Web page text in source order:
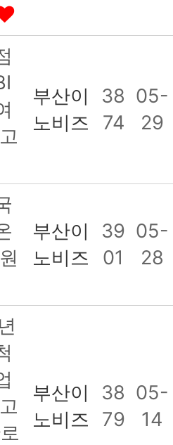
부산이
노비즈
38
74
05-
29
부산이
노비즈
39
01
05-
28
부산이
노비즈
38
79
05-
14